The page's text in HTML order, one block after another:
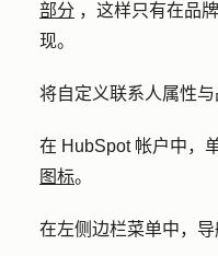
部分 ，这样只有在品
现。
将自定义联系人属性与
在 HubSpot 帐户中，
图标。
在左侧边栏菜单中，导